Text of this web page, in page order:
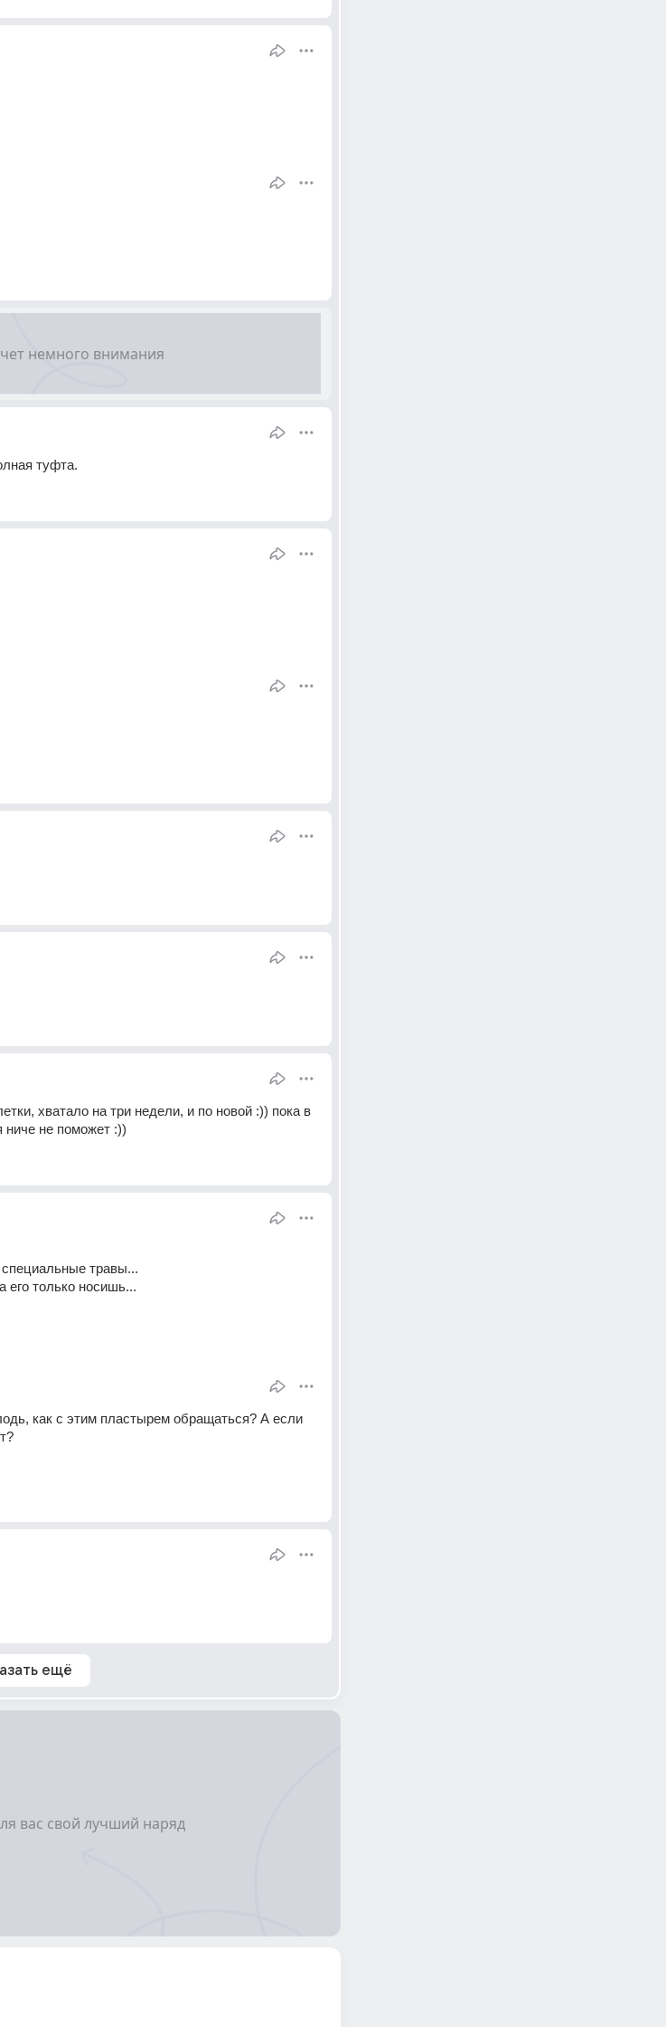
туфта.
хватало на три недели, и по новой :)) пока в
ниче не поможет :))
травы...
его только носишь...
как с этим пластырем обращаться? А если
ещё